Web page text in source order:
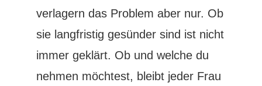
verlagern das Problem aber nur. Ob
sie langfristig gesünder sind ist nicht
immer geklärt. Ob und welche du
nehmen möchtest, bleibt jeder Frau